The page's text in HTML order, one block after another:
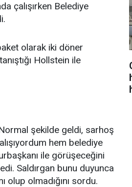
çalışırken Belediye
olarak iki döner
Hollstein ile
şekilde geldi, sarhoş
hem belediye
ile görüşeceğini
Saldırgan bunu duyunca
olup olmadığını sordu.